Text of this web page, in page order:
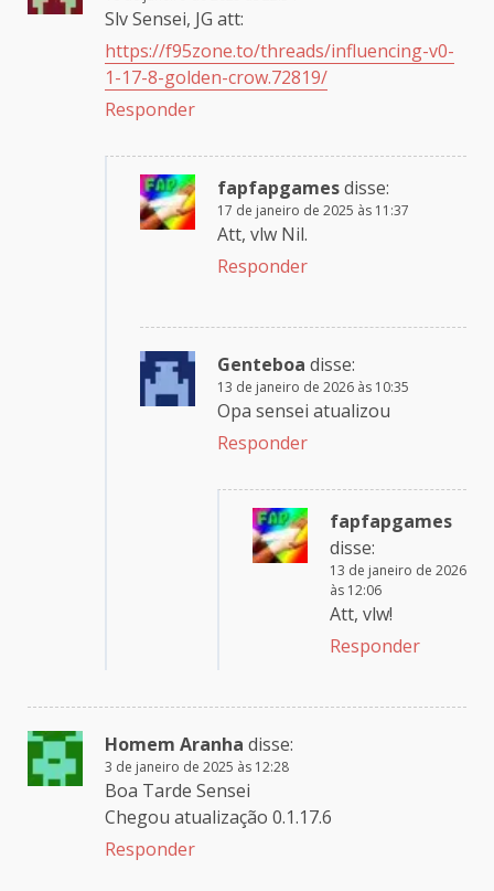
Slv Sensei, JG att:
https://f95zone.to/threads/influencing-v0-
1-17-8-golden-crow.72819/
Responder
fapfapgamesdisse:
17 de janeiro de 2025 às 11:37
Att, vlw Nil.
Responder
Genteboa disse:
13 de janeiro de 2026 às 10:35
Opa sensei atualizou
Responder
fapfapgames
disse:
13 de janeiro de 2026
às 12:06
Att, vlw!
Responder
Homem Aranha disse:
3 de janeiro de 2025 às 12:28
Boa Tarde Sensei
Chegou atualização 0.1.17.6
Responder